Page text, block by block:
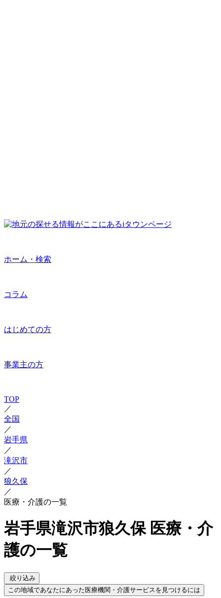
ホーム・検索
コラム
はじめての方
事業主の方
TOP
／
全国
／
岩手県
／
滝沢市
／
狼久保
／
医療・介護の一覧
岩手県滝沢市狼久保 医療・介
護の一覧
絞り込み
この地域であなたにあった医療機関・介護サービスを見つけるには